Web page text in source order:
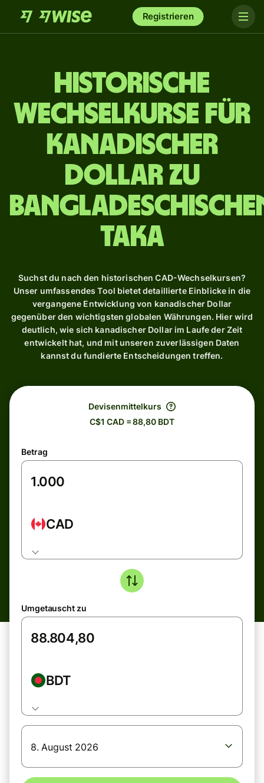
Registrieren
Historische
Wechselkurse für
kanadischer
Dollar zu
Taka
Suchst du nach den historischen CAD-Wechselkursen?
Unser umfassendes Tool bietet detaillierte Einblicke in die
vergangene Entwicklung von kanadischer Dollar
gegenüber den wichtigsten globalen Währungen. Hier wird
deutlich, wie sich kanadischer Dollar im Laufe der Zeit
entwickelt hat, und mit unseren zuverlässigen Daten
kannst du fundierte Entscheidungen treffen.
Devisenmittelkurs
C$1 CAD = 88,80 BDT
Betrag
CAD
Umgetauscht zu
BDT
8. August 2026